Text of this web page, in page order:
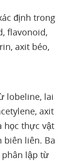
định trong
flavonoid,
axit béo,
lobeline, lai
axit
học thực vật
biên liên. Ba
lập từ